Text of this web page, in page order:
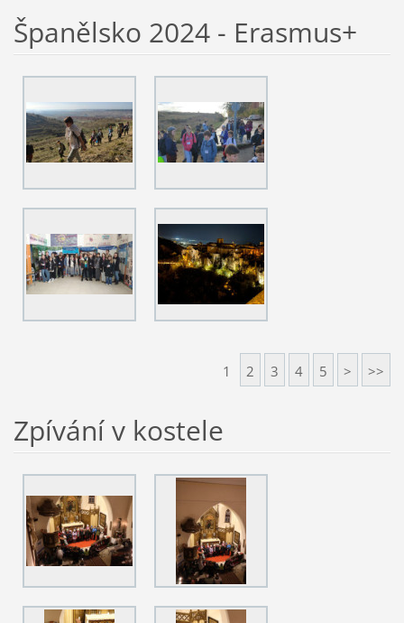
Španělsko 2024 - Erasmus+
1 2 3 4 5 > >>
Zpívání v kostele